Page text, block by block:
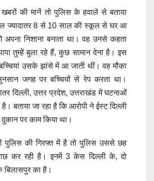
खबरों की मानें तो पुलिस के हवाले से बताया
ज्यादातर 8 से 10 साल की स्कूल से घर आ
अपना निशाना बनाता था। वह उनसे कहता
तुम्हें बुला रहे हैं, कुछ सामान देना है। इस
बच्चियां उसके झांसे में आ जाती थीं। वह मौका
जगह पर बच्चियों से रेप करता था।
दिल्ली, उत्तर प्रदेश, उत्तराखंड में घटनाओं
बताया जा रहा है कि आरोपी ने ईस्ट दिल्ली
पर काम किया था।
पुलिस की गिरफ्त में है तो पुलिस उससे छह
कर रही है। इनमें 3 केस दिल्ली के, दो
का है।